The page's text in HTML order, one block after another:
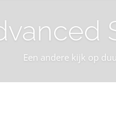
Een andere kijk op